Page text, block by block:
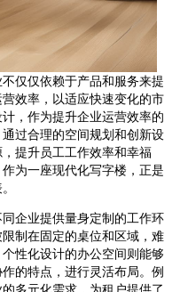
仅仅依赖于产品和服务来提
效率，以适应快速变化的市
，作为提升企业运营效率的
过合理的空间规划和创新设
提升员工工作效率和幸福
为一座现代化写字楼，正是
企业提供量身定制的工作环
制在固定的桌位和区域，难
性化设计的办公空间则能够
的特点，进行灵活布局。例